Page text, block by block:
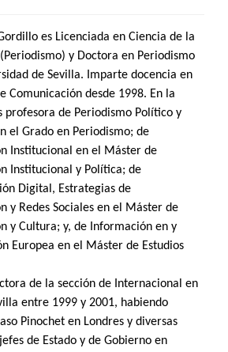
es Licenciada en Ciencia de la
y Doctora en Periodismo
de Sevilla. Imparte docencia en
Comunicación desde 1998. En la
profesora de Periodismo Político y
el Grado en Periodismo; de
Institucional en el Máster de
Institucional y Política; de
Digital, Estrategias de
y Redes Sociales en el Máster de
y Cultura; y, de Información en y
Europea en el Máster de Estudios
de la sección de Internacional en
entre 1999 y 2001, habiendo
Pinochet en Londres y diversas
de Estado y de Gobierno en